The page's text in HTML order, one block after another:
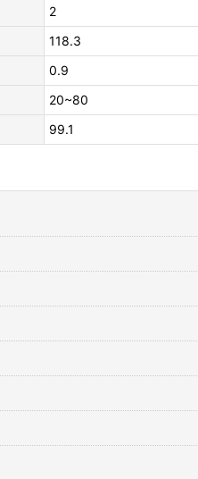
2
118.3
0.9
20~80
99.1